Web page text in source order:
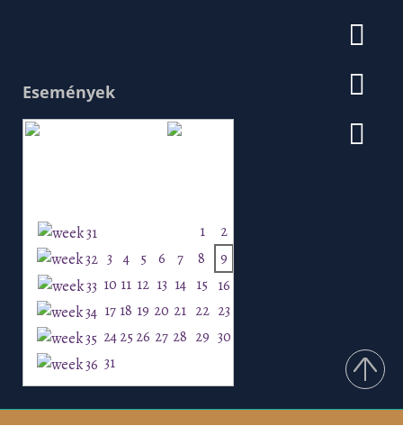
Események
1
2
3 4 5 6 7 8
9
10 11 12 13 14 15 16
17 18 19 20 21 22 23
24 25 26 27 28 29 30
31